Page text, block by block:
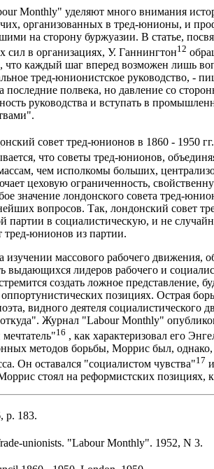
Monthly" уделяют много внимания
организованных в тред-юнионы, и
на сторону буржуазии. В статье,
сил в организациях, У. Ганнингтон12
что каждый шаг вперед возможен лишь
тред-юнионистское руководство, -
полвека, но давление со
руководства и вступать в
совет тред-юнионов в 1860 - 1950
что советы тред-юнионов,
чем исполкомы больших,
цеховую ограниченность,
значение лондонского совета тред-
вопросов. Так, лондонский совет
партии в социалистическую, и не
тред-юнионов из партии.
изучении массового рабочего движения,
выдающихся лидеров рабочего и
создать ложное представление,
позициях. Острая
видного деятеля социалистического
Журнал "Labour Monthly"
16 , как характеризовал его
методов борьбы, Моррис был,
Он оставался "социалистом чувства"17
стоял на реформистских позициях,
p. 183.
unionists. "Labour Monthly". 1952, N 3.